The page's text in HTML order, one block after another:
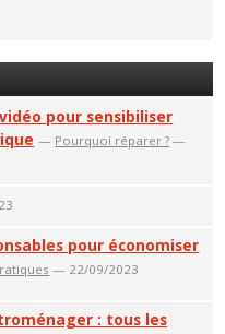
pour sensibiliser
— Pourquoi réparer ? —
pour économiser
— 22/09/2023
: tous les